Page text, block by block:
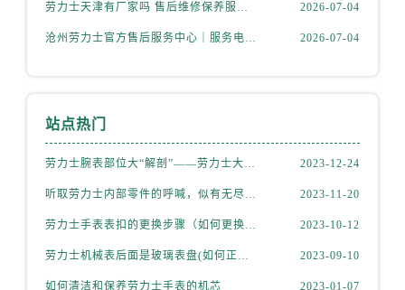
劳力士天津有厂家吗 售后维修保养服务网点指南权威公示（2026年7月最新） 2026-07-04
沧州劳力士官方售后服务中心｜服务电话及完整官方地址权威信息公示（2026年7月更新） 2026-07-04
站点热门
劳力士腕表部位大“解剖”——劳力士大讲堂开课啦！ 2023-12-24
听取劳力士内部零件的呼喊，似有无尽的故事等待我们去探索 2023-11-20
劳力士手表表扣的更换步骤（如何更换手表的表扣） 2023-10-12
劳力士机械表后面是玻璃表盘(如何正确清洁和保养) 2023-09-10
如何清洁和保养劳力士手表的机芯 2023-01-07